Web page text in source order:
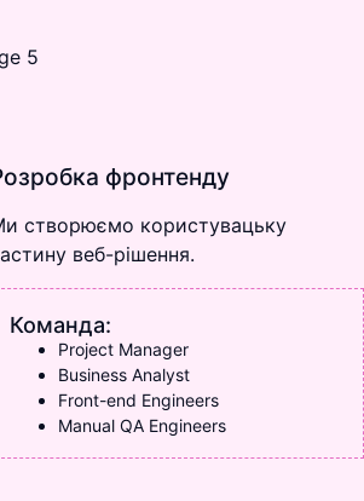
фронтенду
створюємо користувацьку
веб-рішення.
Команда:
Project Manager
Business Analyst
Front-end Engineers
Manual QA Engineers